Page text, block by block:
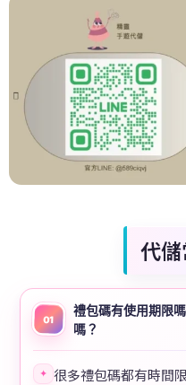
代
01
禮包碼有使用期限
嗎？
✦ 很多禮包碼都有時間